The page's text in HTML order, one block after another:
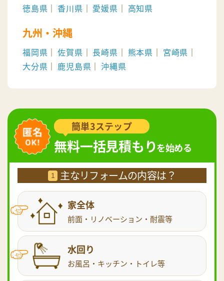
簡単3ステップ
無料一括見積もりを始める
1 主なリフォームの内容は？
家全体
前面・リノベーション・耐震等
水回り
お風呂・キッチン・トイレ等
徳島県
香川県 愛媛県 高知県
九州・沖縄
福岡県 佐賀県 長崎県 熊本県
宮崎県
大分県
鹿児島県 沖縄県